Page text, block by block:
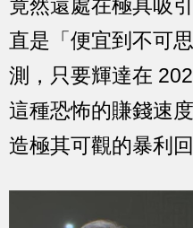
竟然還處在極具吸
直是「便宜到不可
測，只要輝達在
這種恐怖的賺錢速
造極其可觀的暴利回